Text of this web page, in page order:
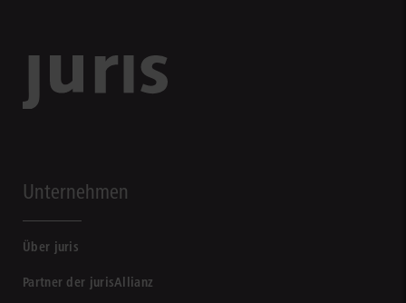
Unternehmen
Über juris
Partner der jurisAllianz